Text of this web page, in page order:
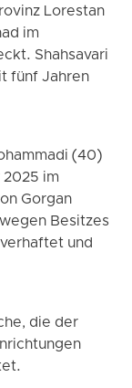
Lorestan
im
Shahsavari
fünf Jahren
(40)
2025 im
Gorgan
Besitzes
und
die der